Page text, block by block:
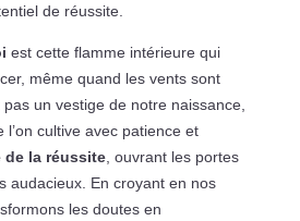
de réussite.
est cette flamme intérieure qui
même quand les vents sont
pas un vestige de notre naissance,
l’on cultive avec patience et
de la réussite, ouvrant les portes
audacieux. En croyant en nos
les doutes en